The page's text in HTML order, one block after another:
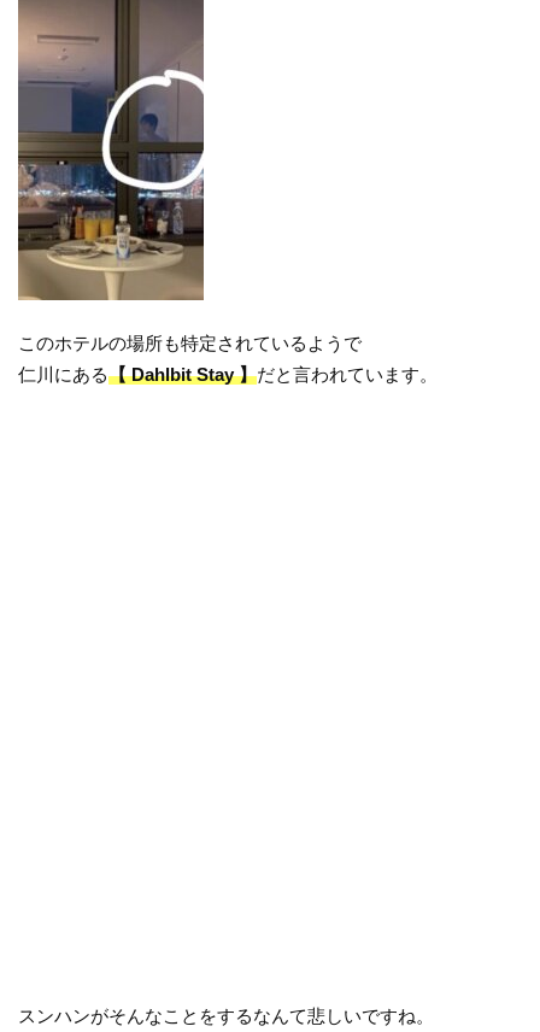
このホテルの場所も特定されているようで
仁川にある【 Dahlbit Stay 】だと言われています。
スンハンがそんなことをするなんて悲しいですね。